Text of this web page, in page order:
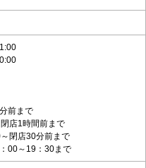
前まで
店1時間前まで
閉店30分前まで
00～19：30まで